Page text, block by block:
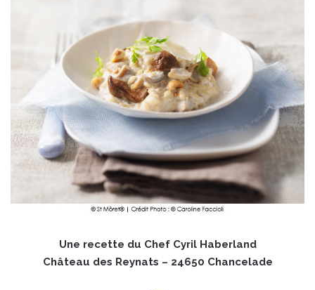
Une recette du Chef Cyril Haberland
Château des Reynats – 24650 Chancelade